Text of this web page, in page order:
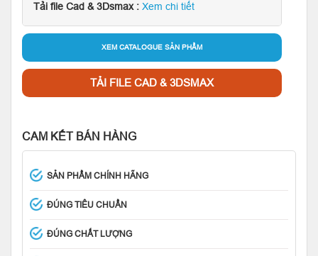
Tải file Cad & 3Dsmax : Xem chi tiết
XEM CATALOGUE SẢN PHẨM
TẢI FILE CAD & 3DSMAX
CAM KẾT BÁN HÀNG
SẢN PHẨM CHÍNH HÃNG
ĐÚNG TIÊU CHUẨN
ĐÚNG CHẤT LƯỢNG